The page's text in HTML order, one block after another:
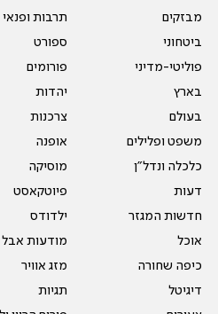
מבזקים
ביטחוני
פוליטי-מדיני
בארץ
בעולם
משפט ופלילים
כלכלה ונדל"ן
דעות
חדשות המגזר
אוכל
כיפה שחורה
דיגיטל
תרבות ופנאי
ספורט
פורומים
יהדות
צרכנות
אופנה
מוסיקה
פיוטקאסט
ילדודס
מודעות אבל
מזג אוויר
תגיות